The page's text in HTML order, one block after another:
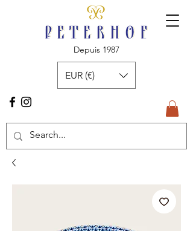
Depuis 1987
EUR (€)